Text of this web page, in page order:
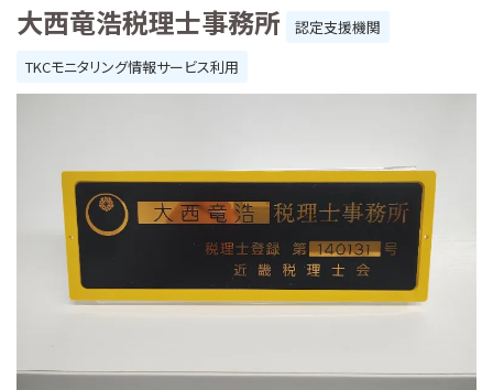
大西竜浩税理士事務所
認定支援機関
TKCモニタリング情報サービス利用